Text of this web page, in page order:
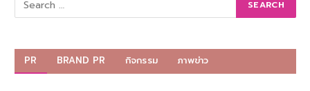
PR BRAND PR กิจกรรม ภาพข่าว